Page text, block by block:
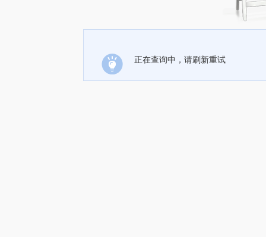
正在查询中，请刷新重试